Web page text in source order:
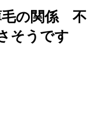
毛の関係 不
そうです